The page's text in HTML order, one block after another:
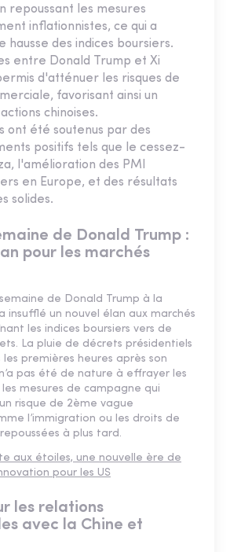
repoussant les mesures
inflationnistes, ce qui a
hausse des indices boursiers.
entre Donald Trump et Xi
d'atténuer les risques de
favorisant ainsi un
chinoises.
ont été soutenus par des
positifs tels que le cessez-
l'amélioration des PMI
en Europe, et des résultats
solides.
de Donald Trump :
pour les marchés
de Donald Trump à la
insufflé un nouvel élan aux marchés
les indices boursiers vers de
La pluie de décrets présidentiels
les premières heures après son
pas été de nature à effrayer les
les mesures de campagne qui
risque de 2ème vague
l’immigration ou les droits de
à plus tard.
aux étoiles, une nouvelle ère de
pour les US
les relations
avec la Chine et